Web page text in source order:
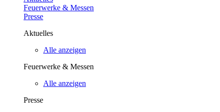
Feuerwerke & Messen
Presse
Aktuelles
Alle anzeigen
Feuerwerke & Messen
Alle anzeigen
Presse